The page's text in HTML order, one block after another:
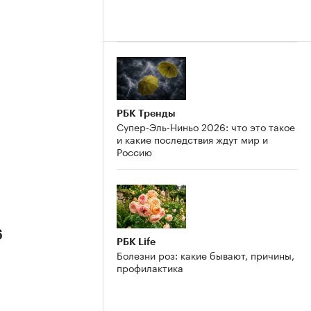
РБК Тренды
Супер-Эль-Ниньо 2026: что это такое
и какие последствия ждут мир и
Россию
РБК Life
Болезни роз: какие бывают, причины,
профилактика